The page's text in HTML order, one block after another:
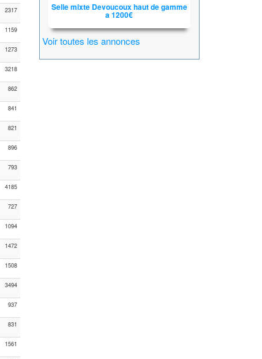
2317
1159
1273
3218
862
841
821
896
793
4185
727
1094
1472
1508
3494
937
831
1561
Selle mixte Devoucoux haut de gamme
a 1200€
Voir toutes les annonces